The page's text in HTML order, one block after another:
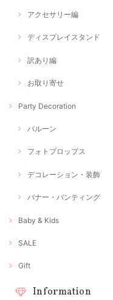
アクセサリー編
ディスプレイスタンド
訳あり編
お取り寄せ
Party Decoration
バルーン
フォトプロップス
デコレーション・装飾
バナー・バンティング
Baby & Kids
SALE
Gift
Information